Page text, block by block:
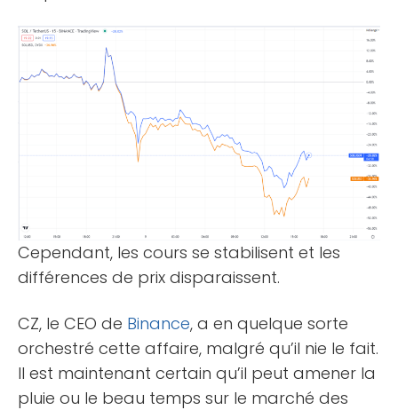
Cependant, les cours se stabilisent et les
différences de prix disparaissent.
CZ, le CEO de Binance, a en quelque sorte
orchestré cette affaire, malgré qu’il nie le fait.
Il est maintenant certain qu’il peut amener la
pluie ou le beau temps sur le marché des